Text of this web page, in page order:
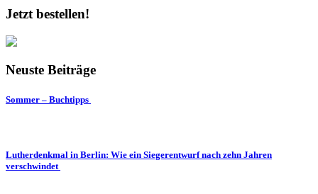
Jetzt bestellen!
Neuste Beiträge
Sommer – Buchtipps
Lutherdenkmal in Berlin: Wie ein Siegerentwurf nach zehn Jahren
verschwindet